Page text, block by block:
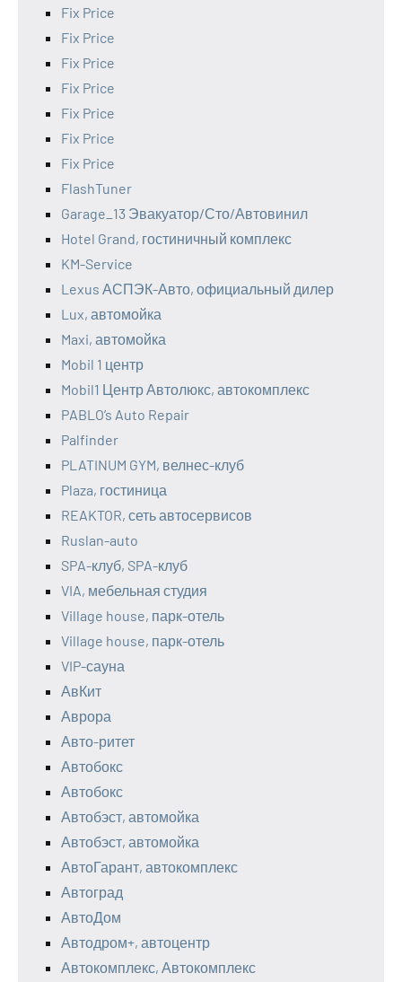
Fix Price
Fix Price
Fix Price
Fix Price
Fix Price
Fix Price
Fix Price
FlashTuner
Garage_13 Эвакуатор/Сто/Автовинил
Hotel Grand, гостиничный комплекс
KM-Service
Lexus АСПЭК-Авто, официальный дилер
Lux, автомойка
Maxi, автомойка
Mobil 1 центр
Mobil1 Центр Автолюкс, автокомплекс
PABLO’s Auto Repair
Palfinder
PLATINUM GYM, велнес-клуб
Plaza, гостиница
REAKTOR, сеть автосервисов
Ruslan-auto
SPA-клуб, SPA-клуб
VIA, мебельная студия
Village house, парк-отель
Village house, парк-отель
VIP-сауна
АвКит
Аврора
Авто-ритет
Автобокс
Автобокс
Автобэст, автомойка
Автобэст, автомойка
АвтоГарант, автокомплекс
Автоград
АвтоДом
Автодром+, автоцентр
Автокомплекс, Автокомплекс